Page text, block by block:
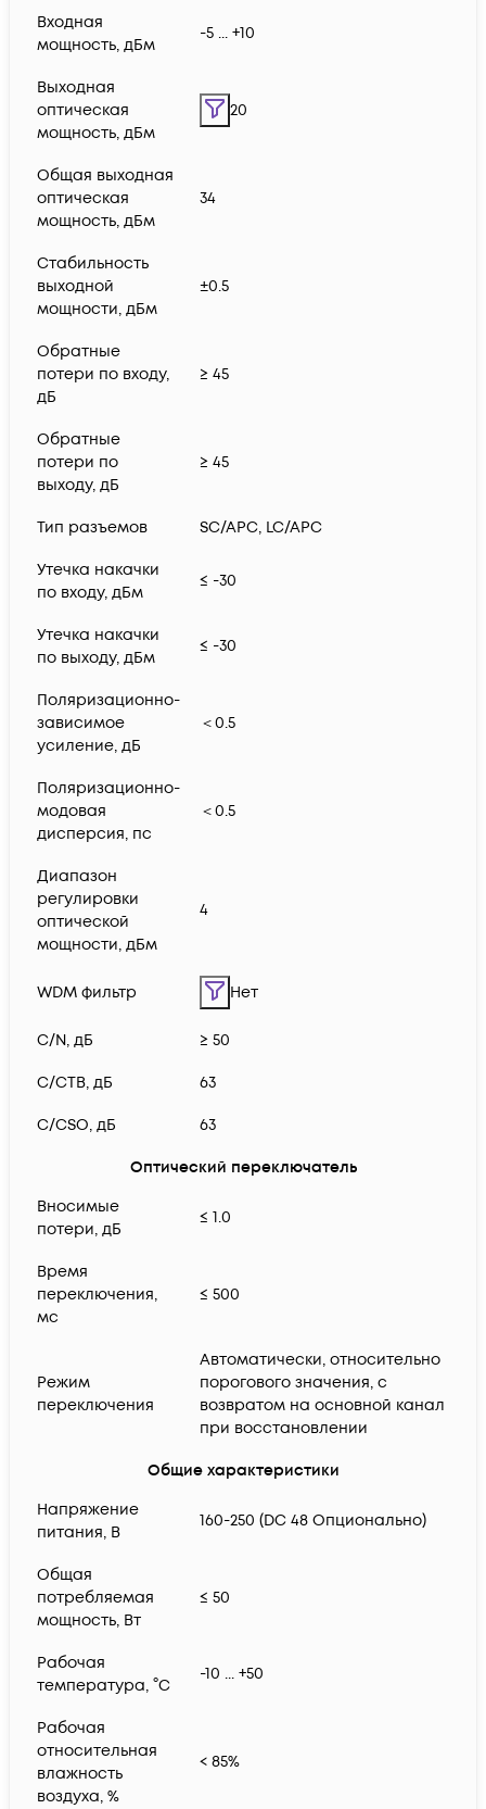
Входная
мощность, дБм
-5 ... +10
Выходная
оптическая
мощность, дБм
20
Общая выходная
оптическая
мощность, дБм
34
Стабильность
выходной
мощности, дБм
±0.5
Обратные
потери по входу,
дБ
≥ 45
Обратные
потери по
выходу, дБ
≥ 45
Тип разъемов SC/APC, LC/APC
Утечка накачки
по входу, дБм
≤ -30
Утечка накачки
по выходу, дБм
≤ -30
Поляризационно-
зависимое
усиление, дБ
＜0.5
Поляризационно-
модовая
дисперсия, пс
＜0.5
Диапазон
регулировки
оптической
мощности, дБм
4
WDM фильтр Нет
C/N, дБ ≥ 50
C/CTB, дБ 63
C/CSO, дБ 63
Оптический переключатель
Вносимые
потери, дБ
≤ 1.0
Время
переключения,
мс
≤ 500
Режим
переключения
Автоматически, относительно
порогового значения, с
возвратом на основной канал
при восстановлении
Общие характеристики
Напряжение
питания, В
160-250 (DC 48 Опционально)
Общая
потребляемая
мощность, Вт
≤ 50
Рабочая
температура, °С
-10 ... +50
Рабочая
относительная
влажность
воздуха, %
< 85%